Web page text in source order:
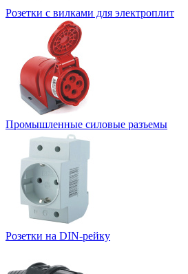
Розетки с вилками для электроплит
Промышленные силовые разъемы
Розетки на DIN-рейку